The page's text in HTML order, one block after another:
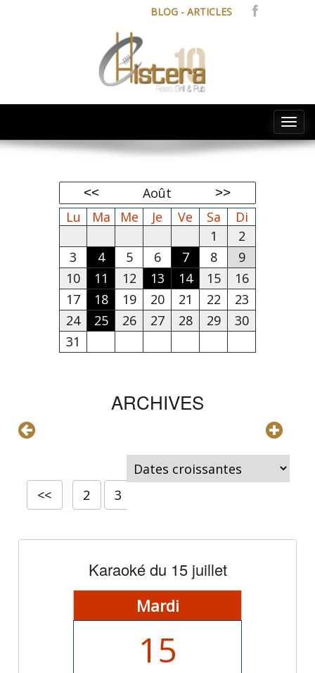
BLOG - ARTICLES
Août
Lu
Ma Me Je Ve Sa
Di
1
2
3
4 5 6 7 8
9
10
11 12 13 14 15
16
17
18 19 20 21 22
23
24
25 26 27 28 29
30
31
ARCHIVES
<< 2 3
Karaoké du 15 juillet
Mardi
15